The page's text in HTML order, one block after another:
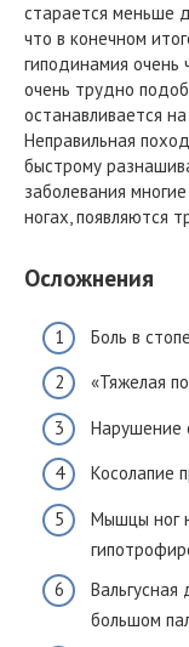
старается меньше
что в конечном
гиподинамия
очень трудно
останавливается
Неправильная
быстрому
заболевания
ногах, появляются
Осложнения
Боль в
«Тяжелая
Нарушение
Косолапие
Мышцы ног
большом